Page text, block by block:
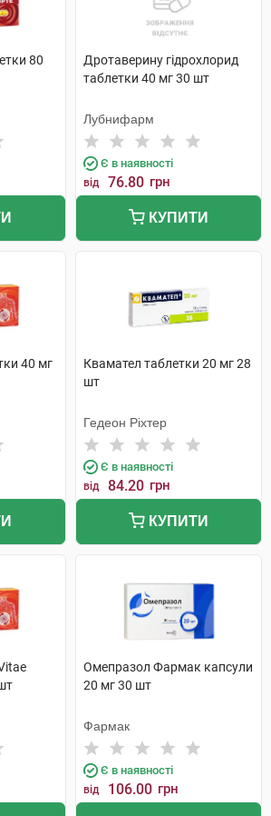
80
Дротаверину гідрохлорид
таблетки 40 мг 30 шт
Лубнифарм
Є в наявності
від 76.80 грн
КУПИТИ
40 мг
Квамател таблетки 20 мг 28
шт
Гедеон Ріхтер
Є в наявності
від 84.20 грн
КУПИТИ
Омепразол Фармак капсули
20 мг 30 шт
Фармак
Є в наявності
від 106.00 грн